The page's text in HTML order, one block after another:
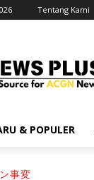
Tentang Kami
& POPULER
事変